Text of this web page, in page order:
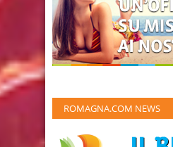
ROMAGNA.COM NEWS